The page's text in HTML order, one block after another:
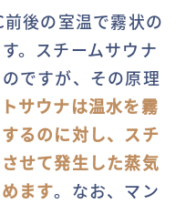
後の室温で霧状の
。スチームサウナ
ですが、その原理
サウナは温水を霧
るのに対し、スチ
せて発生した蒸気
ます。なお、マン